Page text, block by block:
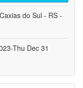
do Sul - RS -
Thu Dec 31